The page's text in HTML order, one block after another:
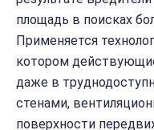
площадь в поисках
Применяется
котором
даже в
стенами,
поверхности